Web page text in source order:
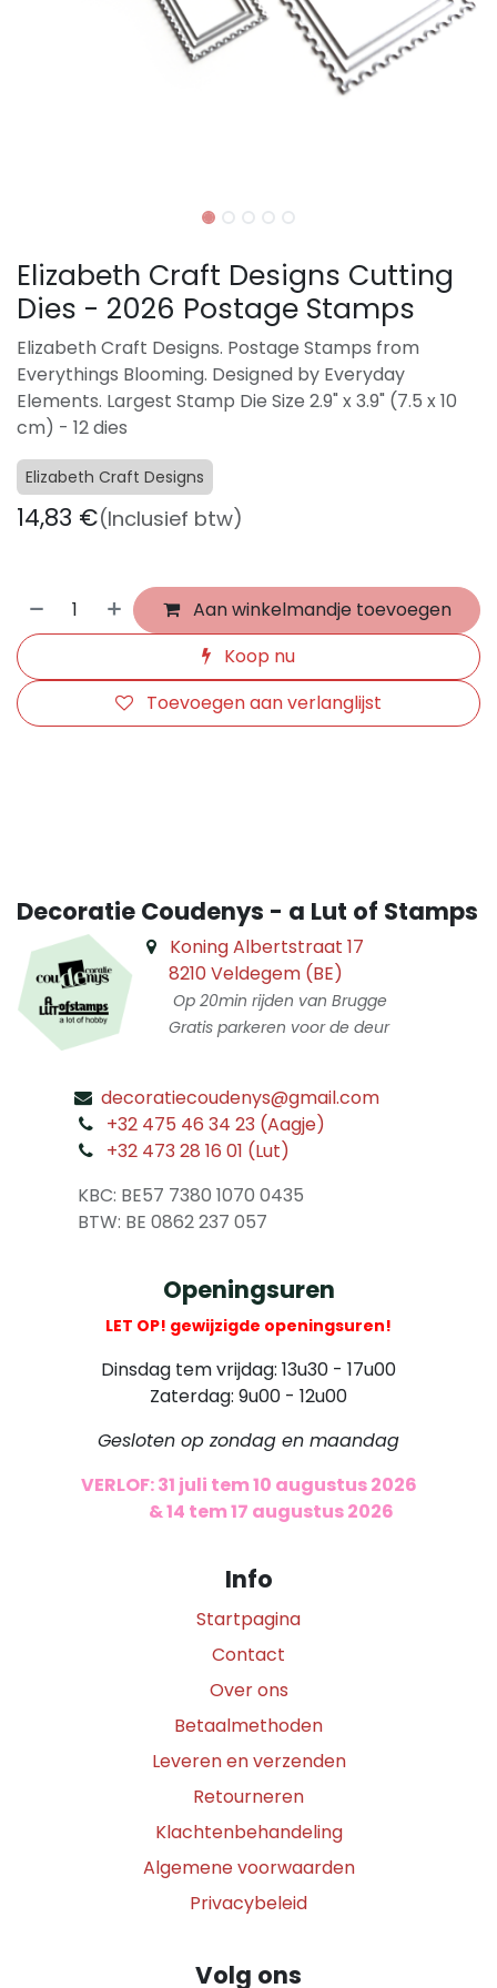
Elizabeth Craft Designs Cutting
Dies - 2026 Postage Stamps
Elizabeth Craft Designs. Postage Stamps from
Everythings Blooming. Designed by Everyday
Elements. Largest Stamp Die Size 2.9" x 3.9" (7.5 x 10
cm) - 12 dies
Elizabeth Craft Designs
14,83 €(Inclusief btw)
Aan winkelmandje toevoegen
Koop nu
Toevoegen aan verlanglijst
Decoratie Coudenys - a Lut of Stamps
Koning Albertstraat 17
8210 Veldegem (BE)
Op 20min rijden van Brugge
Gratis parkeren voor de deur
decoratiecoudenys@gmail.com
+32 475 46 34 23 (Aagje)
+32 473 28 16 01 (Lut)
KBC: BE57 7380 1070 0435
​ BTW: BE 0862 237 057
Openingsuren
LET OP! gewijzigde openingsuren!
Dinsdag tem vrijdag: 13u30 - 17u00
Zaterdag: 9u00 - 12u00
Gesloten op zondag en maandag
VERLOF: 31 juli tem 10 augustus 2026
& 14 tem 17 augustus 2026
Info
Startpagina
Contact
Over ons
Betaalmethoden
Leveren en verzenden
Retourneren
Klachtenbehandeling
Algemene voorwaarden
Privacybeleid
Volg ons